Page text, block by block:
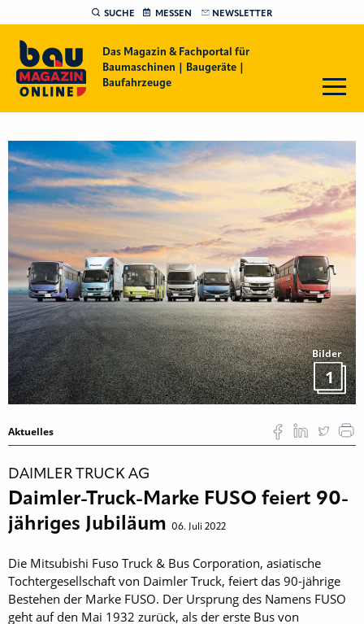
SUCHE MESSEN NEWSLETTER
Das Magazin & Fachportal für
Baumaschinen | Baugeräte |
Baufahrzeuge
Bilder
1
Aktuelles
DAIMLER TRUCK AG
Daimler-Truck-Marke FUSO feiert 90-
jähriges Jubiläum 06. Juli 2022
Die Mitsubishi Fuso Truck & Bus Corporation, asiatische
Tochtergesellschaft von Daimler Truck, feiert das 90-jährige
Bestehen der Marke FUSO. Der Ursprung des Namens FUSO
geht auf den Mai 1932 zurück, als der erste Bus von